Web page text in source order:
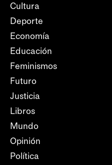
Cultura
Deporte
Economía
Educación
Feminismos
Futuro
Justicia
Libros
Mundo
Opinión
Política